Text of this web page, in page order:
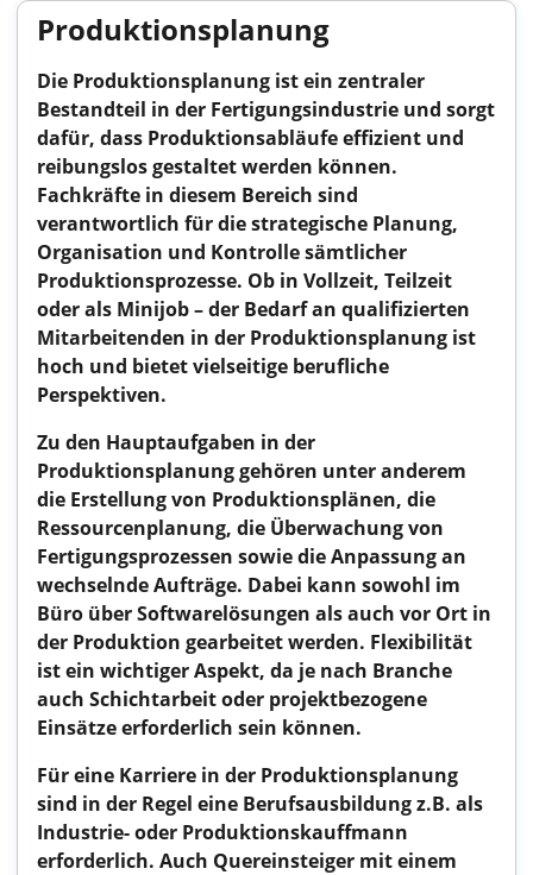
Produktionsplanung
Die Produktionsplanung ist ein zentraler
Bestandteil in der Fertigungsindustrie und sorgt
dafür, dass Produktionsabläufe effizient und
reibungslos gestaltet werden können.
Fachkräfte in diesem Bereich sind
verantwortlich für die strategische Planung,
Organisation und Kontrolle sämtlicher
Produktionsprozesse. Ob in Vollzeit, Teilzeit
oder als Minijob – der Bedarf an qualifizierten
Mitarbeitenden in der Produktionsplanung ist
hoch und bietet vielseitige berufliche
Perspektiven.
Zu den Hauptaufgaben in der
Produktionsplanung gehören unter anderem
die Erstellung von Produktionsplänen, die
Ressourcenplanung, die Überwachung von
Fertigungsprozessen sowie die Anpassung an
wechselnde Aufträge. Dabei kann sowohl im
Büro über Softwarelösungen als auch vor Ort in
der Produktion gearbeitet werden. Flexibilität
ist ein wichtiger Aspekt, da je nach Branche
auch Schichtarbeit oder projektbezogene
Einsätze erforderlich sein können.
Für eine Karriere in der Produktionsplanung
sind in der Regel eine Berufsausbildung z.B. als
Industrie- oder Produktionskauffmann
erforderlich. Auch Quereinsteiger mit einem